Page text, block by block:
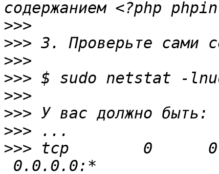
>>>
>>>
>>>
>>>
>>>
>>>
>>>
>>> tcp        0